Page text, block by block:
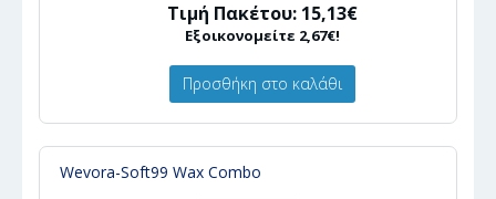
Τιμή Πακέτου: 15,13€
Εξοικονομείτε 2,67€!
Προσθήκη στο καλάθι
Wevora-Soft99 Wax Combo